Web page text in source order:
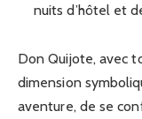
nuits d’hôtel et
Don Quijote, avec
dimension
aventure, de se